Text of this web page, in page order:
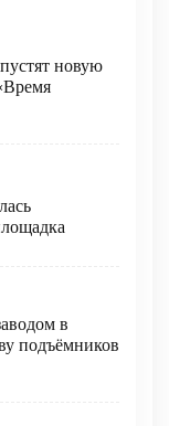
новую
в
подъёмников